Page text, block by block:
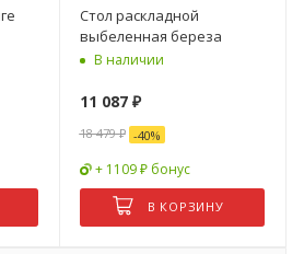
Стол раскладной
выбеленная береза
В наличии
11 087₽
18 479₽ -40%
+ 1109 ₽ бонус
В КОРЗИНУ